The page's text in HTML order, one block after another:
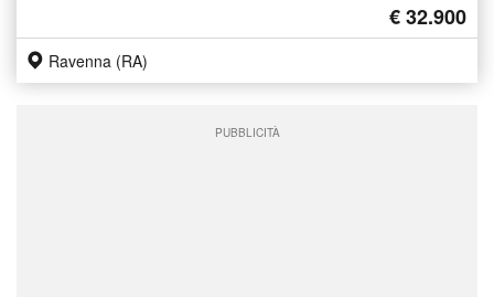
€ 32.900
Ravenna (RA)
PUBBLICITÀ